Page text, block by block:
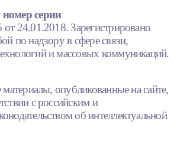
серии
24.01.2018. Зарегистрировано
по надзору в сфере связи,
и массовых коммуникаций.
опубликованные на сайте,
с российским и
об интеллектуальной